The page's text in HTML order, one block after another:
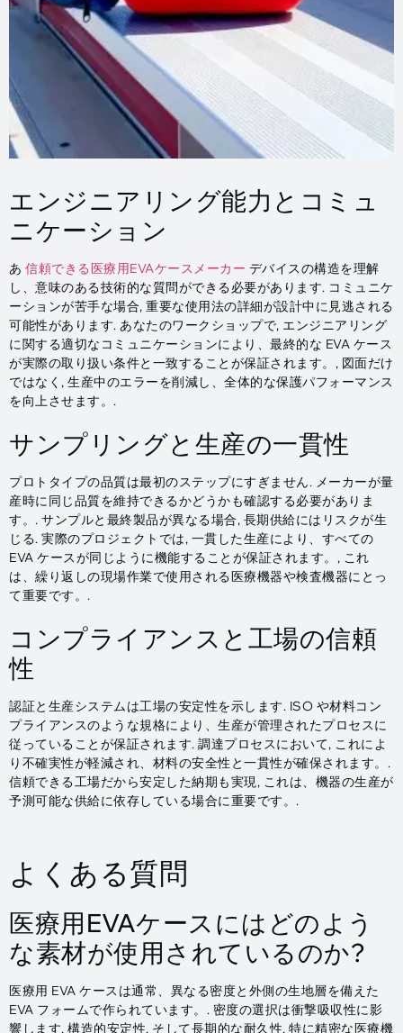
エンジニアリング能力とコミュ
ニケーション
あ 信頼できる医療用EVAケースメーカー デバイスの構造を理解
し、意味のある技術的な質問ができる必要があります. コミュニケ
ーションが苦手な場合, 重要な使用法の詳細が設計中に見逃される
可能性があります. あなたのワークショップで, エンジニアリング
に関する適切なコミュニケーションにより、最終的な EVA ケース
が実際の取り扱い条件と一致することが保証されます。, 図面だけ
ではなく, 生産中のエラーを削減し、全体的な保護パフォーマンス
を向上させます。.
サンプリングと生産の一貫性
プロトタイプの品質は最初のステップにすぎません. メーカーが量
産時に同じ品質を維持できるかどうかも確認する必要がありま
す。. サンプルと最終製品が異なる場合, 長期供給にはリスクが生
じる. 実際のプロジェクトでは, 一貫した生産により、すべての
EVA ケースが同じように機能することが保証されます。, これ
は、繰り返しの現場作業で使用される医療機器や検査機器にとっ
て重要です。.
コンプライアンスと工場の信頼
性
認証と生産システムは工場の安定性を示します. ISO や材料コン
プライアンスのような規格により、生産が管理されたプロセスに
従っていることが保証されます. 調達プロセスにおいて, これによ
り不確実性が軽減され、材料の安全性と一貫性が確保されます。.
信頼できる工場だから安定した納期も実現, これは、機器の生産が
予測可能な供給に依存している場合に重要です。.
よくある質問
医療用EVAケースにはどのよう
な素材が使用されているのか?
医療用 EVA ケースは通常、異なる密度と外側の生地層を備えた
EVA フォームで作られています。. 密度の選択は衝撃吸収性に影
響します, 構造的安定性, そして長期的な耐久性, 特に精密な医療機